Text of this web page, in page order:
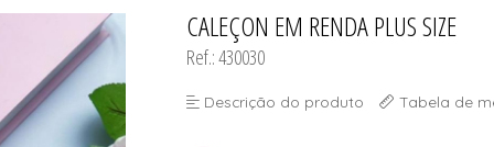
TODOS DE MODA
TODOS DE PAPELARIA
TODOS DE PLUS SIZE
TODOS DE ROBE
TODOS DE SUTIÃ
TODOS DE #PROMOÇÃO -
CALEÇON EM RENDA PLUS SIZE
Ref.: 430030
Descrição do produto Tabela de